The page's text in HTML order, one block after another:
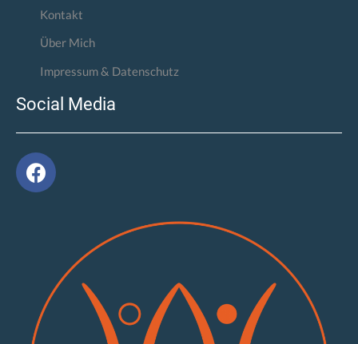
Kontakt
Über Mich
Impressum & Datenschutz
Social Media